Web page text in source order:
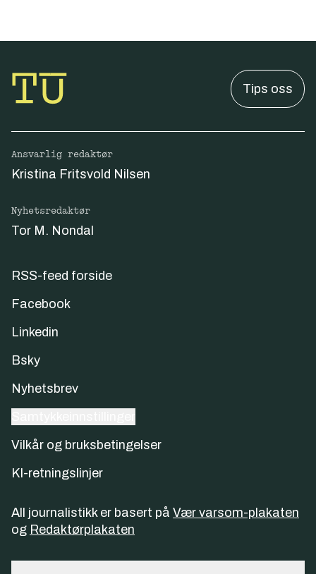
Tips oss
Ansvarlig redaktør
Kristina Fritsvold Nilsen
Nyhetsredaktør
Tor M. Nondal
RSS-feed forside
Facebook
Linkedin
Bsky
Nyhetsbrev
Vilkår og bruksbetingelser
KI-retningslinjer
All journalistikk er basert på Vær varsom-plakaten
og Redaktørplakaten